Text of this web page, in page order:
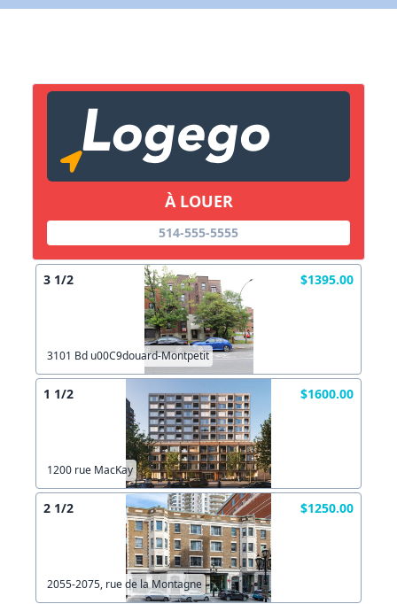
À LOUER
514-555-5555
3 1/2 $1395.00
3101 Bd u00C9douard-Montpetit
1 1/2 $1600.00
1200 rue MacKay
2 1/2 $1250.00
2055-2075, rue de la Montagne
Lien vers inscription (sera inclus dans courriel)
Copier lien
X Fermer
X Fermer